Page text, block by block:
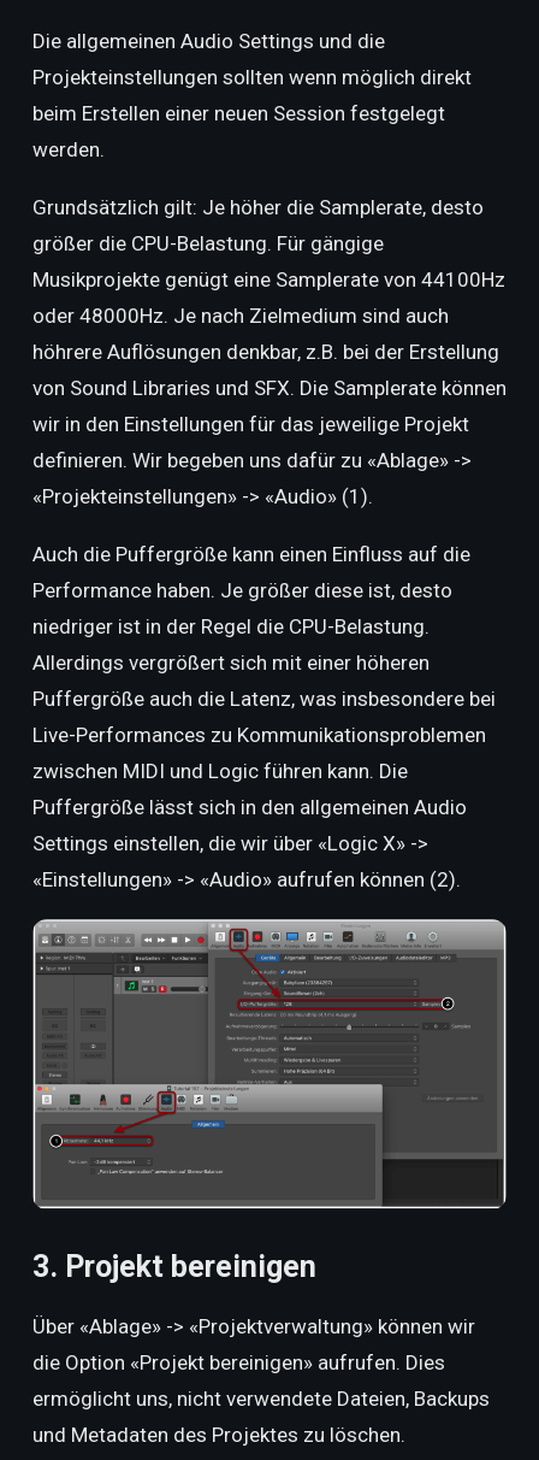
Die allgemeinen Audio Settings und die
Projekteinstellungen sollten wenn möglich direkt
beim Erstellen einer neuen Session festgelegt
werden.
Grundsätzlich gilt: Je höher die Samplerate, desto
größer die CPU-Belastung. Für gängige
Musikprojekte genügt eine Samplerate von 44100Hz
oder 48000Hz. Je nach Zielmedium sind auch
höhrere Auflösungen denkbar, z.B. bei der Erstellung
von Sound Libraries und SFX. Die Samplerate können
wir in den Einstellungen für das jeweilige Projekt
definieren. Wir begeben uns dafür zu «Ablage» ->
«Projekteinstellungen» -> «Audio» (1).
Auch die Puffergröße kann einen Einfluss auf die
Performance haben. Je größer diese ist, desto
niedriger ist in der Regel die CPU-Belastung.
Allerdings vergrößert sich mit einer höheren
Puffergröße auch die Latenz, was insbesondere bei
Live-Performances zu Kommunikationsproblemen
zwischen MIDI und Logic führen kann. Die
Puffergröße lässt sich in den allgemeinen Audio
Settings einstellen, die wir über «Logic X» ->
«Einstellungen» -> «Audio» aufrufen können (2).
3. Projekt bereinigen
Über «Ablage» -> «Projektverwaltung» können wir
die Option «Projekt bereinigen» aufrufen. Dies
ermöglicht uns, nicht verwendete Dateien, Backups
und Metadaten des Projektes zu löschen.